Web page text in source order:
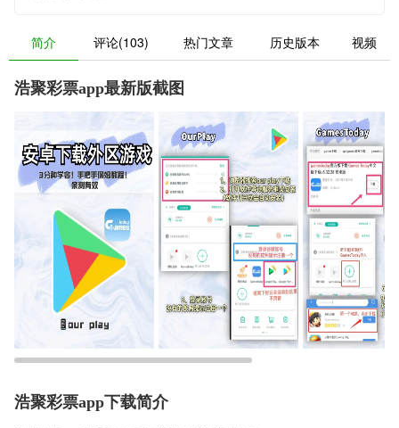
简介 评论(103) 热门文章 历史版本 视频
浩聚彩票app最新版截图
浩聚彩票app下载简介